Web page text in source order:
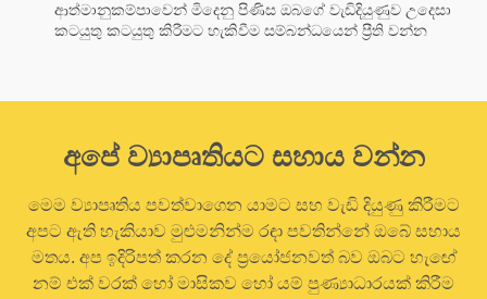
ආත්මානුකම්පාවෙන් මිදෙනු පිණිස ඔබගේ වැඩිදියුණුව උදෙසා
කටයුතු කටයුතු කිරීමට හැකිවීම සම්බන්ධයෙන් ප්‍රීති වන්න
අපේ ව්‍යාපෘතියට සහාය වන්න
මෙම ව්‍යාපෘතිය පවත්වාගෙන යාමට සහ වැඩි දියුණු කිරීමට
අපට ඇති හැකියාව මුළුමනින්ම රඳා පවතින්නේ ඔබේ සහාය
මතය. අප ඉදිරිපත් කරන දේ ප්‍රයෝජනවත් බව ඔබට හැඟේ
නම් එක් වරක් හෝ මාසිකව හෝ යම් පුණ්‍යාධාරයක් කිරීම